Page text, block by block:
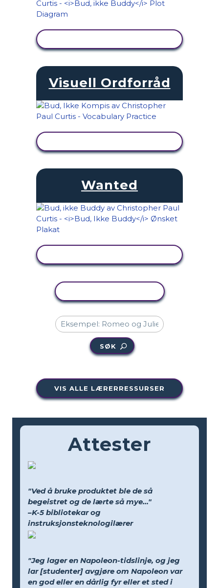
Visuell Ordforråd
Wanted
SØK
VIS ALLE LÆRERRESSURSER
Attester
"Ved å bruke produktet ble de så
begeistret og de lærte så mye..."
–K-5 bibliotekar og
instruksjonsteknologilærer
"Jeg lager en Napoleon-tidslinje, og jeg
lar [studenter] avgjøre om Napoleon var
en god eller en dårlig fyr eller et sted i